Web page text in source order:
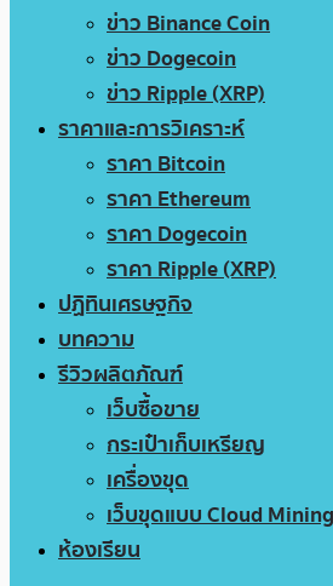
ข่าว Binance Coin
ข่าว Dogecoin
ข่าว Ripple (XRP)
ราคาและการวิเคราะห์
ราคา Bitcoin
ราคา Ethereum
ราคา Dogecoin
ราคา Ripple (XRP)
ปฏิทินเศรษฐกิจ
บทความ
รีวิวผลิตภัณฑ์
เว็บซื้อขาย
กระเป๋าเก็บเหรียญ
เครื่องขุด
เว็บขุดแบบ Cloud Mining
ห้องเรียน